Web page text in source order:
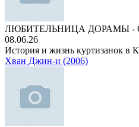
ЛЮБИТЕЛЬНИЦА ДОРАМЫ -
08.06.26
История и жизнь
Хван Джин-и (2006)